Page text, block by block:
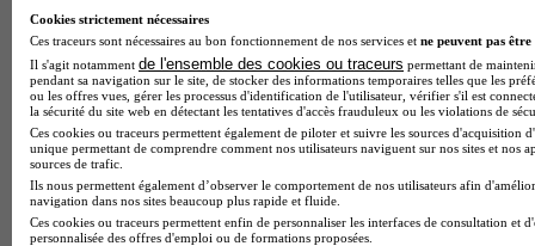
Groupe Alternance - Grenoble
Aucun avis
Fontaine
Cookies strictement nécessaires
Ces traceurs sont nécessaires au bon fonctionnement de nos services et ne peuvent pas être
Il s'agit notamment de l'ensemble des cookies ou traceurs permettant de
pendant sa navigation sur le site, de stocker des informations temporaires telles que les
ou les offres vues, gérer les processus d'identification de l'utilisateur, vérifier s'il est
la sécurité du site web en détectant les tentatives d'accès frauduleux ou les violations de
Ces cookies ou traceurs permettent également de piloter et suivre les sources d'acquisition
unique permettant de comprendre comment nos utilisateurs naviguent sur nos sites et nos
sources de trafic.
Ils nous permettent également d’observer le comportement de nos utilisateurs afin
navigation dans nos sites beaucoup plus rapide et fluide.
Ces cookies ou traceurs permettent enfin de personnaliser les interfaces de consultation et
personnalisée des offres d'emploi ou de formations proposées.